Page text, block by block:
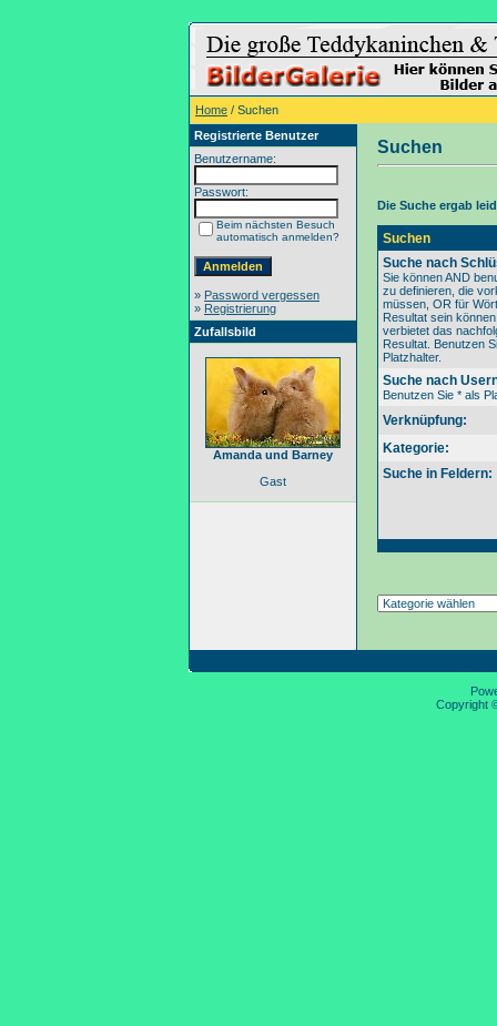
Home / Suchen
Registrierte Benutzer
Benutzername:
Passwort:
Beim nächsten Besuch
automatisch anmelden?
» Password vergessen
» Registrierung
Zufallsbild
Amanda und Barney
Gast
Suchen
Die Suche ergab
Suchen
Suche nach
Sie können AND
zu definieren, die
müssen, OR für
Resultat sein
verbietet das
Resultat. Benutzen
Platzhalter.
Suche nach
Benutzen Sie * als
Verknüpfung:
Kategorie:
Suche in Feldern:
Copyright